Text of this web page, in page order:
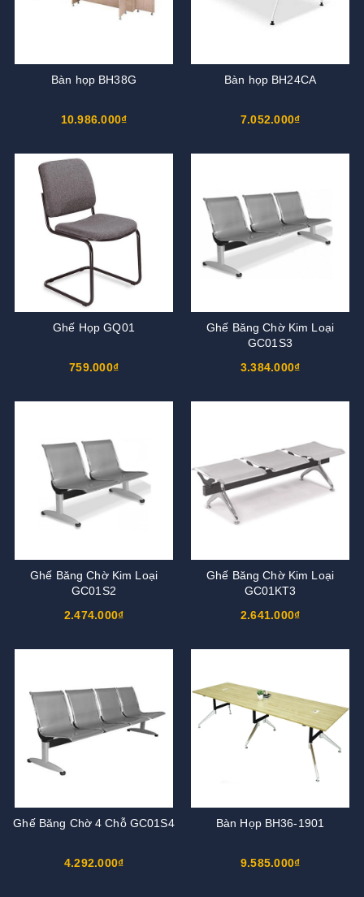
Bàn họp BH38G
10.986.000₫
Bàn họp BH24CA
7.052.000₫
Ghế Họp GQ01
759.000₫
Ghế Băng Chờ Kim Loại
GC01S3
3.384.000₫
Ghế Băng Chờ Kim Loại
GC01S2
2.474.000₫
Ghế Băng Chờ Kim Loại
GC01KT3
2.641.000₫
Ghế Băng Chờ 4 Chỗ GC01S4
4.292.000₫
Bàn Họp BH36-1901
9.585.000₫